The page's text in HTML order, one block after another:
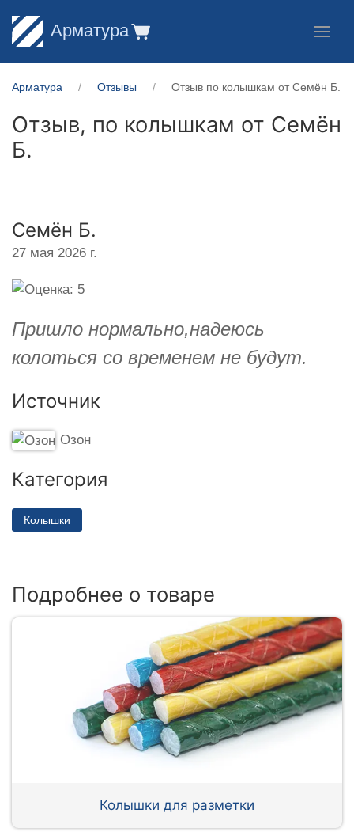
Арматура
Арматура Отзывы Отзыв по колышкам от Семён Б.
Отзыв, по колышкам от Семён
Б.
Семён Б.
27 мая 2026 г.
Пришло нормально,надеюсь
колоться со временем не будут.
Источник
Озон
Категория
Колышки
Подробнее о товаре
Колышки для разметки